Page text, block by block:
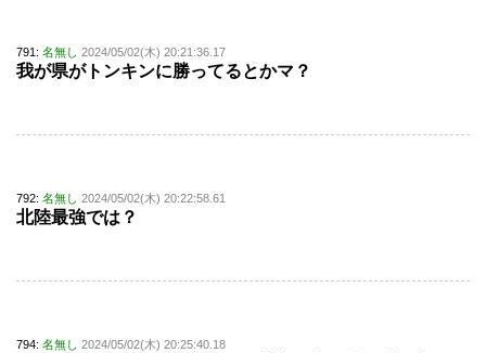
791: 名無し 2024/05/02(木) 20:21:36.17
我が県がトンキンに勝ってるとかマ？
792: 名無し 2024/05/02(木) 20:22:58.61
北陸最強では？
794: 名無し 2024/05/02(木) 20:25:40.18